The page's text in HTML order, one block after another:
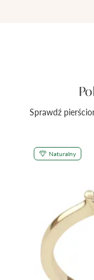
Sprawdź
Naturalny